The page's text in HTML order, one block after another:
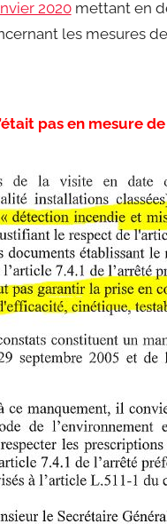
2020mettant en
les mesures
pas en mesure